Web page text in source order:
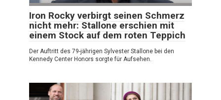
Iron Rocky verbirgt seinen Schmerz
nicht mehr: Stallone erschien mit
einem Stock auf dem roten Teppich
Der Auftritt des 79-jährigen Sylvester Stallone bei den
Kennedy Center Honors sorgte für Aufsehen.